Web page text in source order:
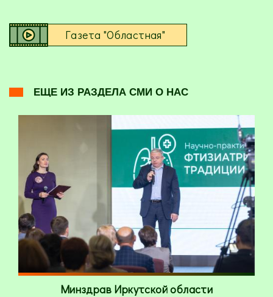
Газета "Областная"
ЕЩЕ ИЗ РАЗДЕЛА СМИ О НАС
Минздрав Иркутской области